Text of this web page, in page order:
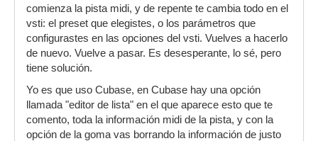
comienza la pista midi, y de repente te cambia todo en el
vsti: el preset que elegistes, o los parámetros que
configurastes en las opciones del vsti. Vuelves a hacerlo
de nuevo. Vuelve a pasar. Es desesperante, lo sé, pero
tiene solución.
Yo es que uso Cubase, en Cubase hay una opción
llamada "editor de lista" en el que aparece esto que te
comento, toda la información midi de la pista, y con la
opción de la goma vas borrando la información de justo